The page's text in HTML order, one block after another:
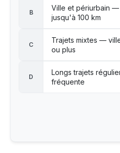
B
Ville et périurbain
jusqu'à 100 km
C
Trajets mixtes —
ou plus
D
Longs trajets
fréquente